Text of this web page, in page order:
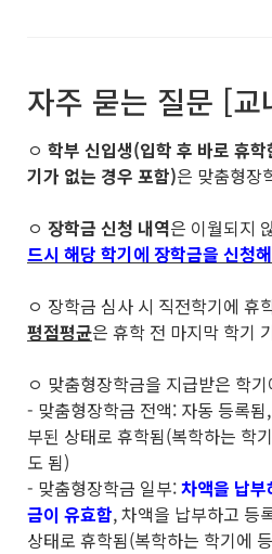
자주 묻는 질문 [교
ㅇ 학부 신입생(입학 후 바로 휴
기가 없는 경우 포함)은 맞춤형장
ㅇ 장학금 신청 내역은 이월되지
드시 해당 학기에 장학금을 신청
ㅇ 장학금 심사 시 직전학기에 휴
평점평균은 휴학 전 마지막 학기
ㅇ 맞춤형장학금을 지급받은 학
- 맞춤형장학금 전액: 자동 등록
부된 상태로 휴학됨(복학하는 학
도 됨)
- 맞춤형장학금 일부:차액을 납
금이 유효함, 차액을 납부하고 등
상태로 휴학됨(복학하는 학기에